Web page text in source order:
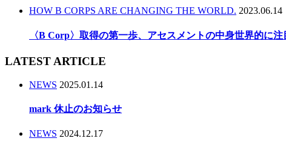
HOW B CORPS ARE CHANGING THE WORLD. 2023.06.14
〈B Corp〉取得の第一歩、アセスメントの中身世界的に
LATEST ARTICLE
NEWS 2025.01.14
mark 休止のお知らせ
NEWS 2024.12.17